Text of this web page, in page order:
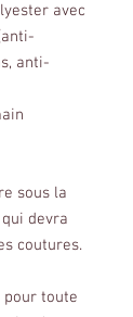
avec
anti-
sous la
devra
coutures.
toute